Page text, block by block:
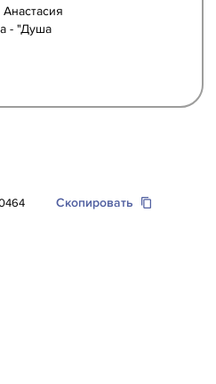
- "Душа
Скопировать